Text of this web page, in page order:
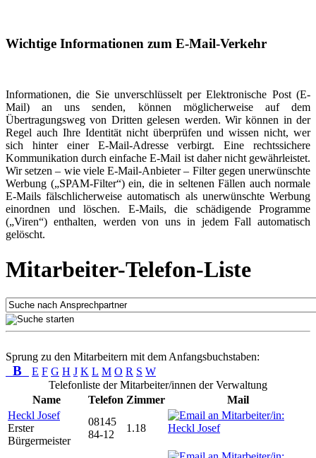
Wichtige Informationen zum E-Mail-Verkehr
Informationen, die Sie unverschlüsselt per Elektronische Post (E-
Mail) an uns senden, können möglicherweise auf dem
Übertragungsweg von Dritten gelesen werden. Wir können in der
Regel auch Ihre Identität nicht überprüfen und wissen nicht, wer
sich hinter einer E-Mail-Adresse verbirgt. Eine rechtssichere
Kommunikation durch einfache E-Mail ist daher nicht gewährleistet.
Wir setzen – wie viele E-Mail-Anbieter – Filter gegen unerwünschte
Werbung („SPAM-Filter“) ein, die in seltenen Fällen auch normale
E-Mails fälschlicherweise automatisch als unerwünschte Werbung
einordnen und löschen. E-Mails, die schädigende Programme
(„Viren“) enthalten, werden von uns in jedem Fall automatisch
gelöscht.
Mitarbeiter-Telefon-Liste
Sprung zu den Mitarbeitern mit dem Anfangsbuchstaben:
B E F G H J K L M O R S W
Telefonliste der Mitarbeiter/innen der Verwaltung
Name
Telefon Zimmer
Mail
Heckl Josef
Erster
Bürgermeister
08145
84-12
1.18